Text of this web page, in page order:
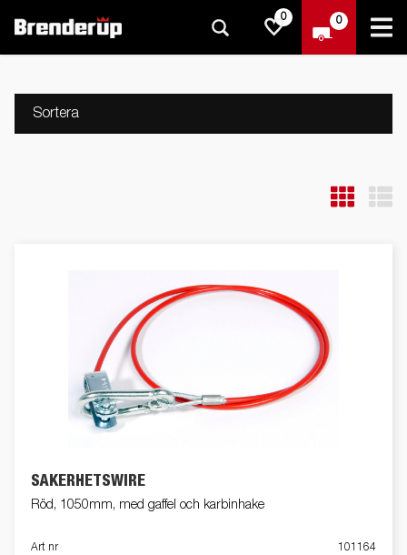
0 0
Sortera
SÄKERHETSWIRE
Röd, 1050mm, med gaffel och karbinhake
Art nr
101164